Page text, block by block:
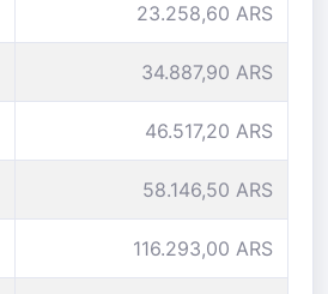
23.258,60 ARS
34.887,90 ARS
46.517,20 ARS
58.146,50 ARS
116.293,00 ARS